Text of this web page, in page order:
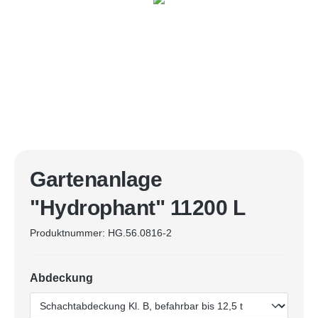
Gartenanlage
"Hydrophant" 11200 L
Produktnummer: HG.56.0816-2
Abdeckung